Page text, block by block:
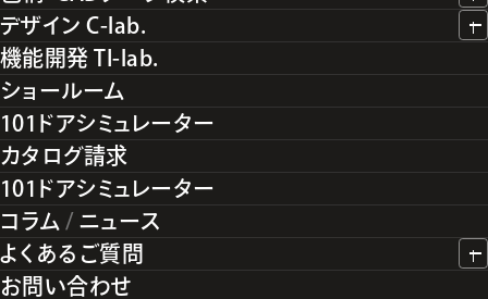
デザイン C-lab.
機能開発 TI-lab.
ショールーム
101ドアシミュレーター
カタログ請求
101ドアシミュレーター
コラム / ニュース
よくあるご質問
お問い合わせ